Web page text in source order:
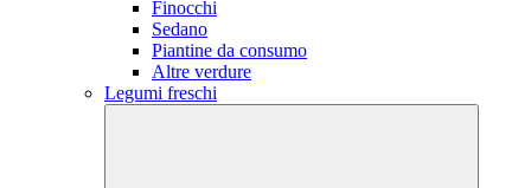
Finocchi
Sedano
Piantine da consumo
Altre verdure
Legumi freschi